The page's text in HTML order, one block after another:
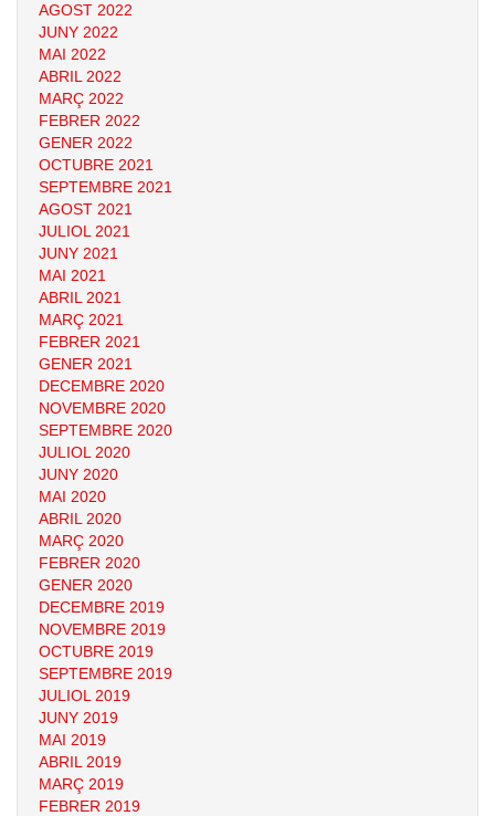
AGOST 2022
JUNY 2022
MAI 2022
ABRIL 2022
MARÇ 2022
FEBRER 2022
GENER 2022
OCTUBRE 2021
SEPTEMBRE 2021
AGOST 2021
JULIOL 2021
JUNY 2021
MAI 2021
ABRIL 2021
MARÇ 2021
FEBRER 2021
GENER 2021
DECEMBRE 2020
NOVEMBRE 2020
SEPTEMBRE 2020
JULIOL 2020
JUNY 2020
MAI 2020
ABRIL 2020
MARÇ 2020
FEBRER 2020
GENER 2020
DECEMBRE 2019
NOVEMBRE 2019
OCTUBRE 2019
SEPTEMBRE 2019
JULIOL 2019
JUNY 2019
MAI 2019
ABRIL 2019
MARÇ 2019
FEBRER 2019